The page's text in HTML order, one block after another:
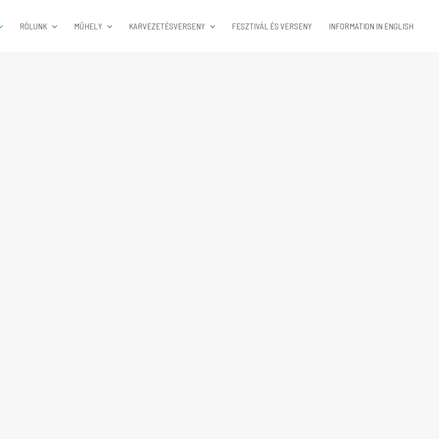
RÓLUNK MŰHELY KARVEZETÉSVERSENY FESZTIVÁL ÉS VERSENY INFORMATION IN ENGLISH